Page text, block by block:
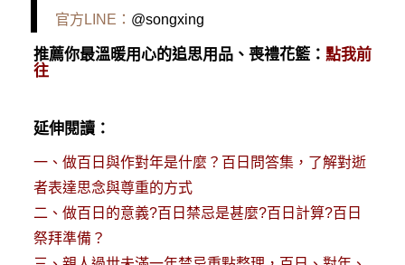
官方LINE： @songxing
推薦你最溫暖用心的追思用品、喪禮花籃： 點我前
往
延伸閱讀：
一、 做百日與作對年是什麼？百日問答集，了解對逝
者表達思念與尊重的方式
二、 做百日的意義?百日禁忌是甚麼?百日計算?百日
祭拜準備？